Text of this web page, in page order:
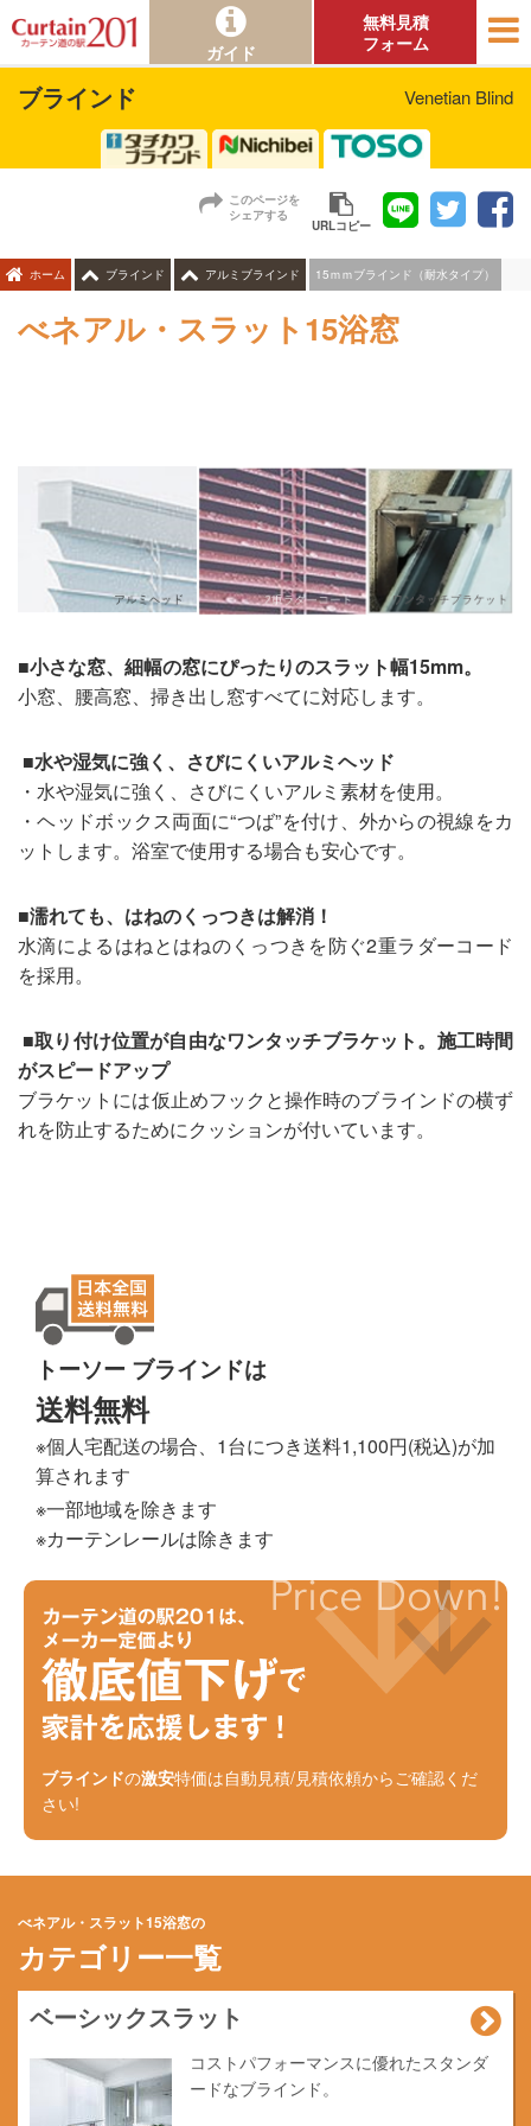
ガイド
無料見積
フォーム
ブラインド Venetian Blind
このページを
シェアする
URLコピー
ホーム ブラインド アルミブラインド 15ｍｍブラインド（耐水タイプ）
べネアル・スラット15浴窓
■小さな窓、細幅の窓にぴったりのスラット幅15mm。
小窓、腰高窓、掃き出し窓すべてに対応します。
■水や湿気に強く、さびにくいアルミヘッド
・水や湿気に強く、さびにくいアルミ素材を使用。
・ヘッドボックス両面に“つば”を付け、外からの視線をカ
ットします。浴室で使用する場合も安心です。
■濡れても、はねのくっつきは解消！
水滴によるはねとはねのくっつきを防ぐ2重ラダーコード
を採用。
■取り付け位置が自由なワンタッチブラケット。施工時間
がスピードアップ
ブラケットには仮止めフックと操作時のブラインドの横ず
れを防止するためにクッションが付いています。
トーソー ブラインドは
送料無料
※個人宅配送の場合、1台につき送料1,100円(税込)が加
算されます
※一部地域を除きます
※カーテンレールは除きます
ブラインドの激安特価は自動見積/見積依頼からご確認くだ
さい!
べネアル・スラット15浴窓の
カテゴリー一覧
ベーシックスラット
コストパフォーマンスに優れたスタンダ
ードなブラインド。